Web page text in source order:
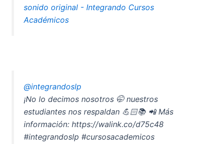
sonido original - Integrando Cursos
Académicos
@integrandoslp
¡No lo decimos nosotros 🤭 nuestros
estudiantes nos respaldan 💪🏻📚 📲 Más
información: https://walink.co/d75c48
#integrandoslp #cursosacademicos